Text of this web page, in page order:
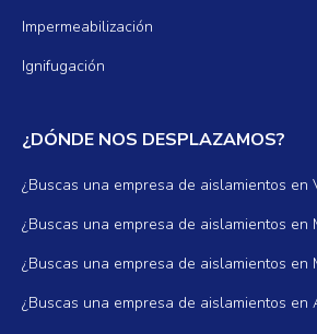
Impermeabilización
Ignifugación
¿DÓNDE NOS DESPLAZAMOS?
¿Buscas una empresa de aislamientos en
¿Buscas una empresa de aislamientos en
¿Buscas una empresa de aislamientos en
¿Buscas una empresa de aislamientos en